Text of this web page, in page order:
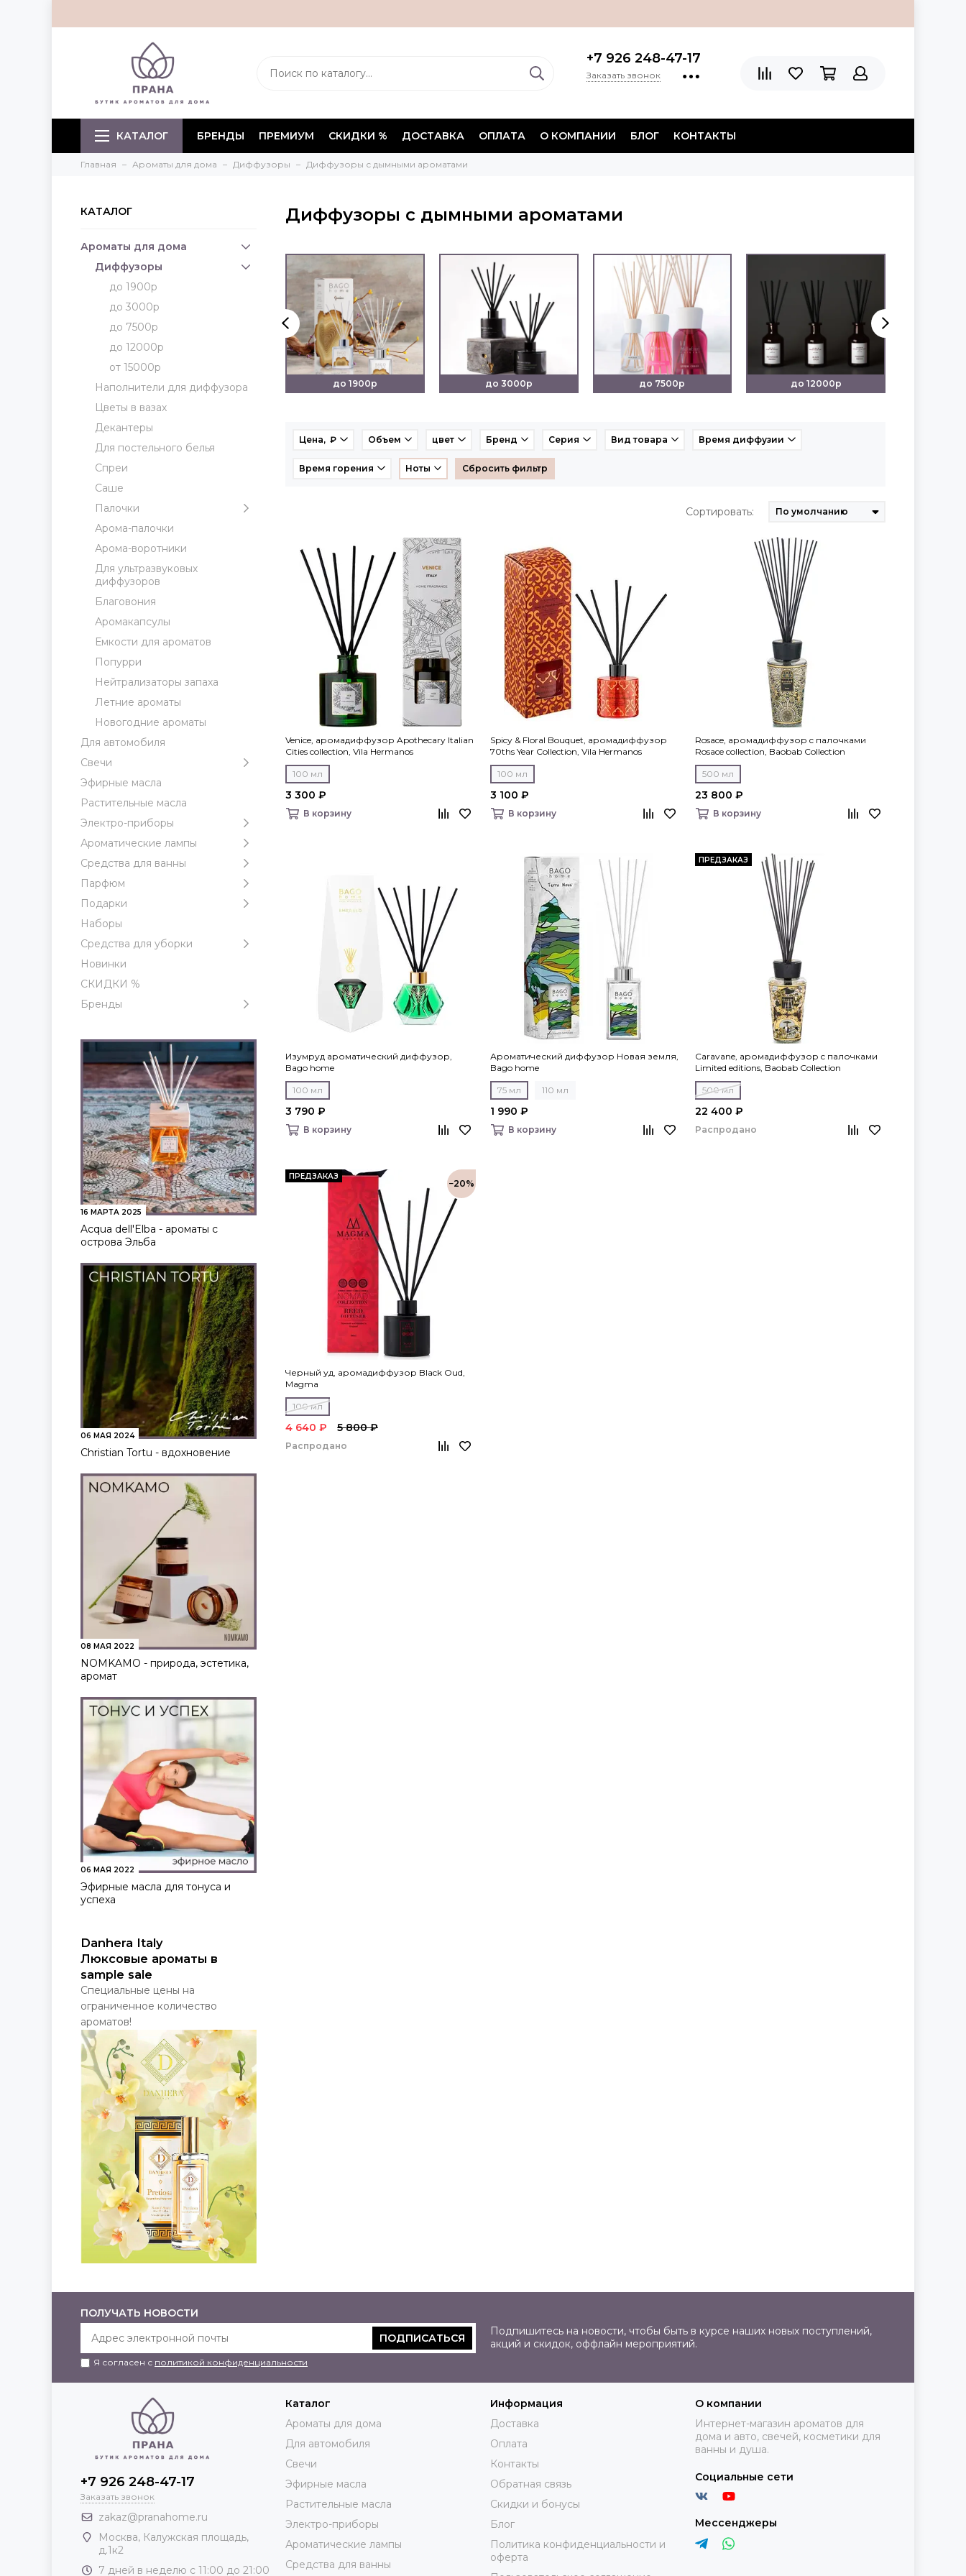
+7 926 248-47-17
Заказать звонок
КАТАЛОГ БРЕНДЫ ПРЕМИУМ СКИДКИ % ДОСТАВКА ОПЛАТА О КОМПАНИИ БЛОГ КОНТАКТЫ
Главная Ароматы для дома Диффузоры Диффузоры с дымными ароматами
КАТАЛОГ
Ароматы для дома
Диффузоры
до 1900р
до 3000р
до 7500р
до 12000р
от 15000р
Наполнители для диффузора
Цветы в вазах
Декантеры
Для постельного белья
Спреи
Саше
Палочки
Арома-палочки
Арома-воротники
Для ультразвуковых
диффузоров
Благовония
Аромакапсулы
Емкости для ароматов
Попурри
Нейтрализаторы запаха
Летние ароматы
Новогодние ароматы
Для автомобиля
Свечи
Эфирные масла
Растительные масла
Электро-приборы
Ароматические лампы
Средства для ванны
Парфюм
Подарки
Наборы
Средства для уборки
Новинки
СКИДКИ %
Бренды
16 МАРТА 2025
Acqua dell'Elba - ароматы с
острова Эльба
06 МАЯ 2024
Christian Tortu - вдохновение
08 МАЯ 2022
NOMKAMO - природа, эстетика,
аромат
06 МАЯ 2022
Эфирные масла для тонуса и
успеха
Danhera Italy
Люксовые ароматы в
sample sale
Специальные цены на
ограниченное количество
ароматов!
Диффузоры с дымными ароматами
от 15000р до 1900р до 3000р до 7500р до 12000р
Цена, ₽ Объем цвет Бренд Серия Вид товара Время диффузии
Время горения Ноты Сбросить фильтр
Сортировать:
Venice, аромадиффузор Apothecary Italian
Cities collection, Vila Hermanos
100 мл
3 300 ₽
В корзину
Spicy & Floral Bouquet, аромадиффузор
70ths Year Collection, Vila Hermanos
100 мл
3 100 ₽
В корзину
Rosace, аромадиффузор c палочками
Rosace collection, Baobab Collection
500 мл
23 800 ₽
В корзину
Изумруд ароматический диффузор,
Bago home
100 мл
3 790 ₽
В корзину
Ароматический диффузор Новая земля,
Bago home
75 мл 110 мл
1 990 ₽
В корзину
ПРЕДЗАКАЗ
Caravane, аромадиффузор c палочками
Limited editions, Baobab Collection
500 мл
22 400 ₽
Распродано
ПРЕДЗАКАЗ
−20%
Черный уд, аромадиффузор Black Oud,
Magma
100 мл
4 640 ₽ 5 800 ₽
Распродано
ПОЛУЧАТЬ НОВОСТИ
ПОДПИСАТЬСЯ
Я согласен с политикой конфиденциальности
Подпишитесь на новости, чтобы быть в курсе наших новых поступлений,
акций и скидок, оффлайн мероприятий.
+7 926 248-47-17
Заказать звонок
zakaz@pranahome.ru
Москва, Калужская площадь,
д.1к2
7 дней в неделю с 11:00 до 21:00
Каталог
Ароматы для дома
Для автомобиля
Свечи
Эфирные масла
Растительные масла
Электро-приборы
Ароматические лампы
Средства для ванны
Информация
Доставка
Оплата
Контакты
Обратная связь
Скидки и бонусы
Блог
Политика конфиденциальности и
оферта
О компании
Интернет-магазин ароматов для
дома и авто, свечей, косметики для
ванны и душа.
Социальные сети
Мессенджеры